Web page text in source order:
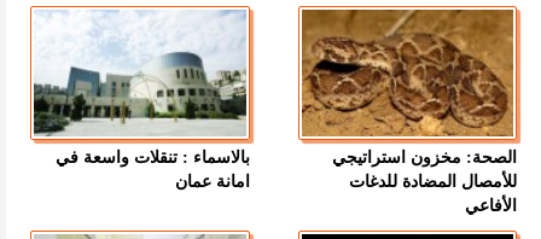
الصحة: مخزون استراتيجي
للأمصال المضادة للدغات
الأفاعي
بالاسماء : تنقلات واسعة في
امانة عمان